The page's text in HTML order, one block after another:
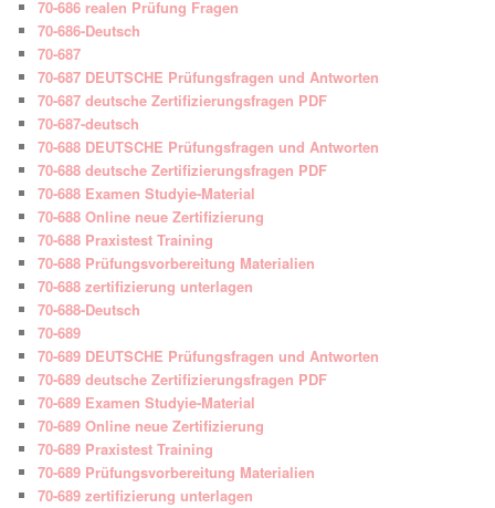
70-686 realen Prüfung Fragen
70-686-Deutsch
70-687
70-687 DEUTSCHE Prüfungsfragen und Antworten
70-687 deutsche Zertifizierungsfragen PDF
70-687-deutsch
70-688 DEUTSCHE Prüfungsfragen und Antworten
70-688 deutsche Zertifizierungsfragen PDF
70-688 Examen Studyie-Material
70-688 Online neue Zertifizierung
70-688 Praxistest Training
70-688 Prüfungsvorbereitung Materialien
70-688 zertifizierung unterlagen
70-688-Deutsch
70-689
70-689 DEUTSCHE Prüfungsfragen und Antworten
70-689 deutsche Zertifizierungsfragen PDF
70-689 Examen Studyie-Material
70-689 Online neue Zertifizierung
70-689 Praxistest Training
70-689 Prüfungsvorbereitung Materialien
70-689 zertifizierung unterlagen